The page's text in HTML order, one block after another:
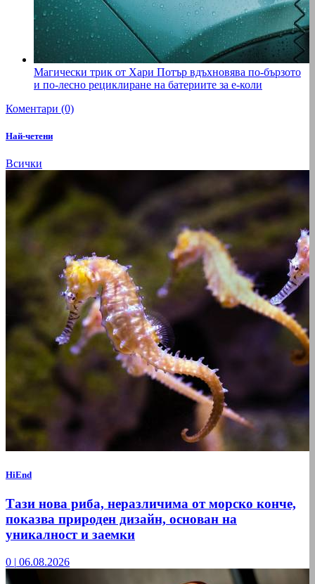
Магически трик от Хари Потър вдъхновява по-бързото
и по-лесно рециклиране на батериите за е-коли
Коментари (0)
Най-четени
Всички
HiEnd
Тази нова риба, неразличима от морско конче,
показва природен дизайн, основан на
уникалност и заемки
0 | 06.08.2026